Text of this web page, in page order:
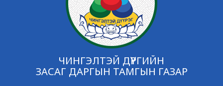
ЧИНГЭЛТЭЙ ДҮҮРГИЙН
ЗАСАГ ДАРГЫН ТАМГЫН ГАЗАР